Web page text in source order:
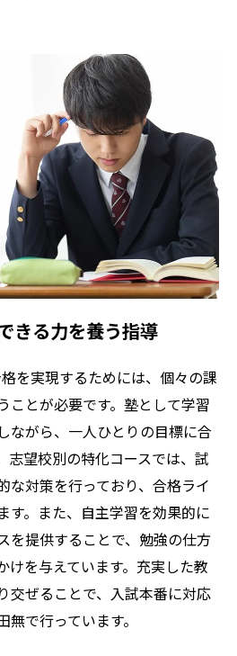
きる力を養う指導
を実現するためには、個々の課
ことが必要です。塾として学習
ながら、一人ひとりの目標に合
志望校別の特化コースでは、試
な対策を行っており、合格ライ
す。また、自主学習を効果的に
を提供することで、勉強の仕方
けを与えています。充実した教
交ぜることで、入試本番に対応
で行っています。